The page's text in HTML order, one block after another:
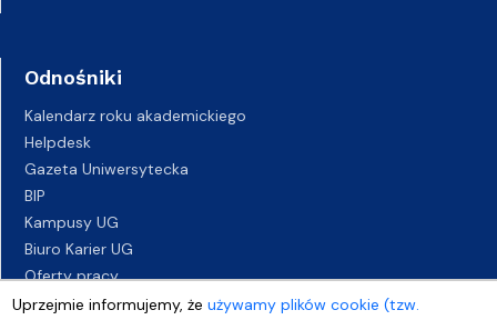
Uprzejmie informujemy, żeużywamy plików cookie (tzw.
Odnośniki
Kalendarz roku akademickiego
Helpdesk
Gazeta Uniwersytecka
BIP
Kampusy UG
Biuro Karier UG
Oferty pracy
Deklaracja dostępności